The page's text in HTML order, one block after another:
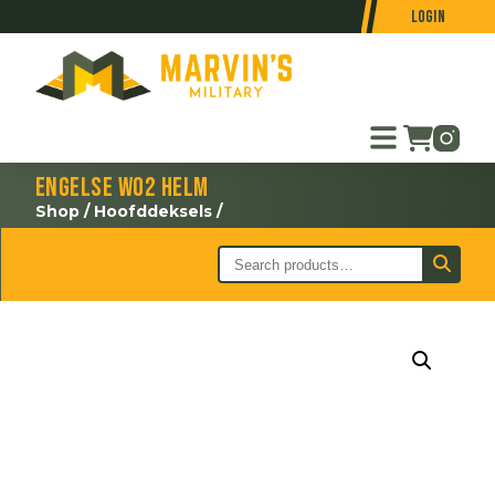
Login
Engelse WO2 helm
Shop / Hoofddeksels /